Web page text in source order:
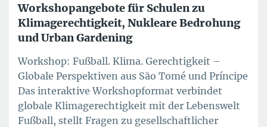
Workshopangebote für Schulen zu
Klimagerechtigkeit, Nukleare Bedrohung
und Urban Gardening
Workshop: Fußball. Klima. Gerechtigkeit –
Globale Perspektiven aus São Tomé und Príncipe
Das interaktive Workshopformat verbindet
globale Klimagerechtigkeit mit der Lebenswelt
Fußball, stellt Fragen zu gesellschaftlicher